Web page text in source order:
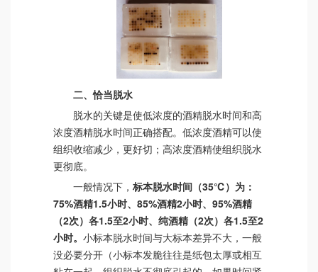
二、恰当脱水
脱水的关键是使低浓度的酒精脱水时间和高
浓度酒精脱水时间正确搭配。低浓度酒精可以使
组织收缩减少，更好切；高浓度酒精使组织脱水
更彻底。
一般情况下， 标本脱水时间（35℃）为：
75%酒精1.5小时、85%酒精2小时、95%酒精
（2次）各1.5至2小时、纯酒精（2次）各1.5至2
小时。 小标本脱水时间与大标本差异不大，一般
没必要分开（小标本发脆往往是纸包太厚或相互